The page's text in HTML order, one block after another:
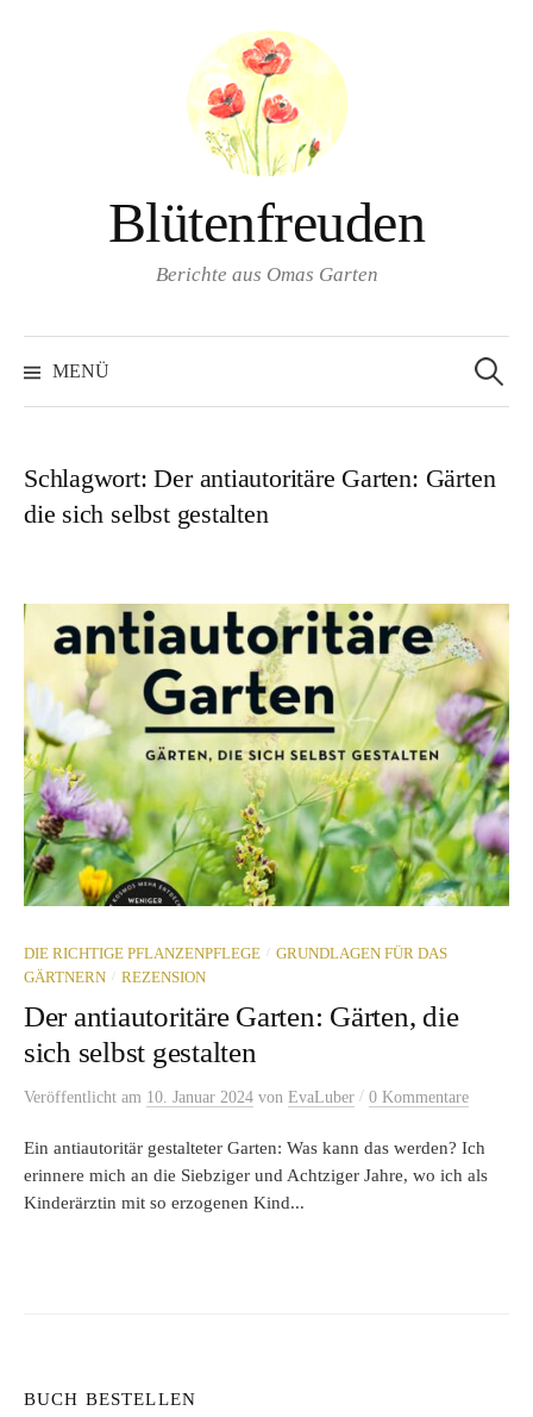
Blütenfreuden
Berichte aus Omas Garten
MENÜ
nach:
Schlagwort:Der antiautoritäre Garten: Gärten
die sich selbst gestalten
DIE RICHTIGE PFLANZENPFLEGE / GRUNDLAGEN FÜR DAS
GÄRTNERN / REZENSION
Der antiautoritäre Garten: Gärten, die
sich selbst gestalten
Veröffentlicht am 10. Januar 2024 von EvaLuber / 0 Kommentare
Ein antiautoritär gestalteter Garten: Was kann das werden? Ich
erinnere mich an die Siebziger und Achtziger Jahre, wo ich als
Kinderärztin mit so erzogenen Kind...
BUCH BESTELLEN